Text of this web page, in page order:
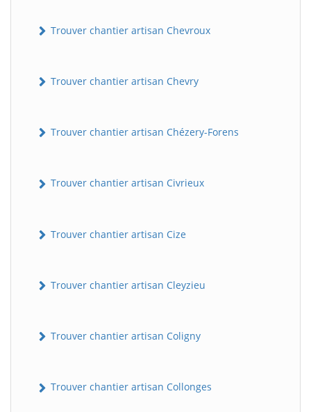
Trouver chantier artisan Chevroux
Trouver chantier artisan Chevry
Trouver chantier artisan Chézery-Forens
Trouver chantier artisan Civrieux
Trouver chantier artisan Cize
Trouver chantier artisan Cleyzieu
Trouver chantier artisan Coligny
Trouver chantier artisan Collonges